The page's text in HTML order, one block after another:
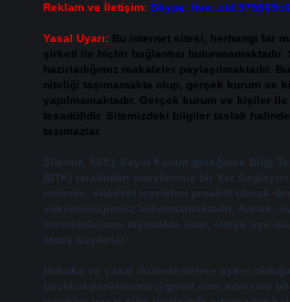
Reklam ve İletişim: Skype:
Yasal Uyarı: Bu internet sitesi, herhangi bir
şirketi ile hiçbir bağlantısı bulunmamaktadır.
hazırladığımız makaleler paylaşılmaktadır.
niteliği taşımamakta olup, gerçek kurum ve
yapılmamaktadır. Gerçek kurum ve kişiler
tesadüfidir. Sitemizdeki bilgiler taslak
taşımazlar.
Sitemiz, 5651 Sayılı Kanun gereğince Bilgi
(BTK) tarafından onaylanmış bir Yer
nedenle, sitedeki içerikleri proaktif olarak
yükümlülüğümüz bulunmamaktadır. Ancak,
sorumluluğunu taşımakta olup, siteye üye
etmiş sayılırlar.
Hukuka ve yasal düzenlemelere aykırı
backlinkpanelicomtr@gmail.com adresine